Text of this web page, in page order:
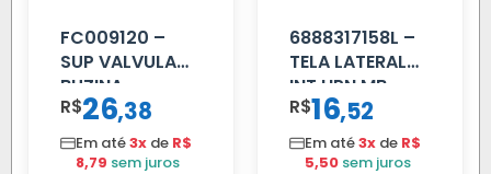
FC009120 –
SUP VALVULA
BUZINA
C/ALAVANCA
R$26,38
Em até3x de R$
8,79 sem juros
6888317158L –
TELA LATERAL
INT HPN MB
709/MB 1618 LD
TELA
R$16,52
Em até3x de R$
5,50 sem juros